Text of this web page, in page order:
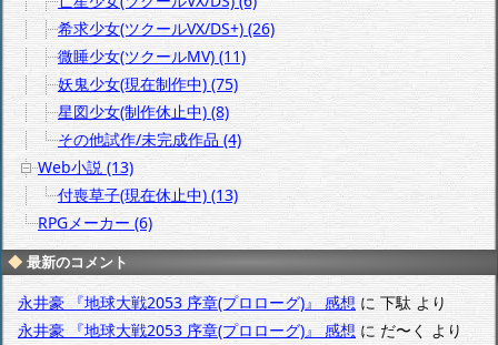
希求少女(ツクールVX/DS+) (26)
微睡少女(ツクールMV) (11)
妖鬼少女(現在制作中) (75)
星図少女(制作休止中) (8)
その他試作/未完成作品 (4)
Web小説 (13)
付喪草子(現在休止中) (13)
RPGメーカー (6)
最新のコメント
永井豪 『地球大戦2053 序章(プロローグ)』 感想に下駄より
永井豪 『地球大戦2053 序章(プロローグ)』 感想にだ〜く より